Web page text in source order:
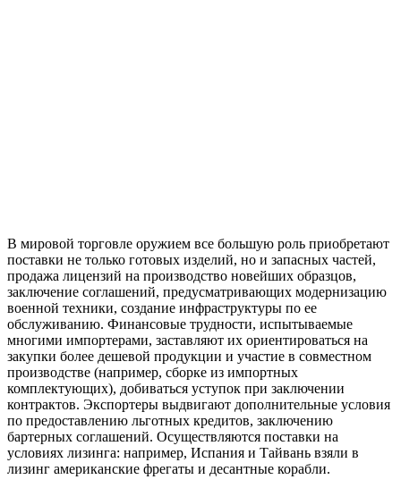
В мировой торговле оружием все большую роль приобретают
поставки не только готовых изделий, но и запасных частей,
продажа лицензий на производство новейших образцов,
заключение соглашений, предусматривающих модернизацию
военной техники, создание инфраструктуры по ее
обслуживанию. Финансовые трудности, испытываемые
многими импортерами, заставляют их ориентироваться на
закупки более дешевой продукции и участие в совместном
производстве (например, сборке из импортных
комплектующих), добиваться уступок при заключении
контрактов. Экспортеры выдвигают дополнительные условия
по предоставлению льготных кредитов, заключению
бартерных соглашений. Осуществляются поставки на
условиях лизинга: например, Испания и Тайвань взяли в
лизинг американские фрегаты и десантные корабли.